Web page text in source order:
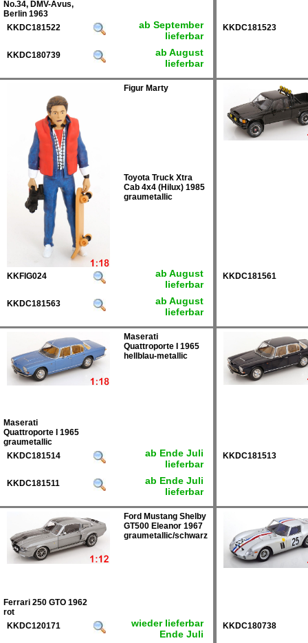
No.34, DMV-Avus,
Berlin 1963
KKDC181522
ab September
lieferbar
KKDC181523
KKDC180739
ab August
lieferbar
Figur Marty
Toyota Truck Xtra
Cab 4x4 (Hilux) 1985
graumetallic
KKFIG024
ab August
lieferbar
KKDC181561
KKDC181563
ab August
lieferbar
Maserati
Quattroporte I 1965
hellblau-metallic
Maserati
Quattroporte I 1965
graumetallic
KKDC181514
ab Ende Juli
lieferbar
KKDC181513
KKDC181511
ab Ende Juli
lieferbar
Ford Mustang Shelby
GT500 Eleanor 1967
graumetallic/schwarz
Ferrari 250 GTO 1962
rot
KKDC120171
wieder lieferbar
Ende Juli
KKDC180738